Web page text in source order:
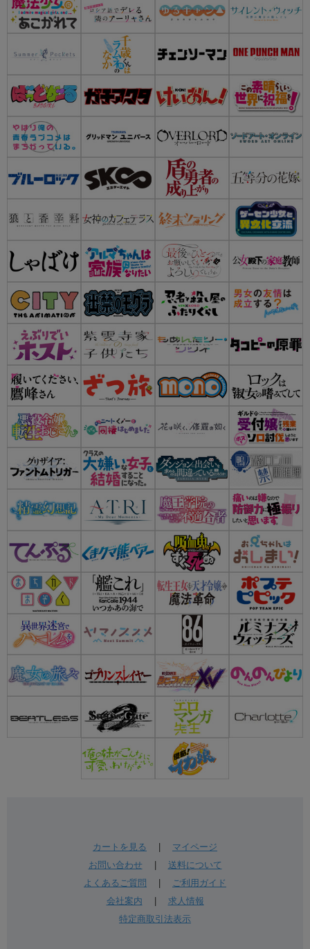
カートを見る
マイページ
お問い合わせ| 送料について
よくあるご質問
ご利用ガイド
会社案内
求人情報
特定商取引法表示